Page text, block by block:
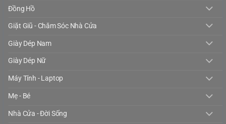
Đồng Hồ
Giặt Giũ - Chăm Sóc Nhà Cửa
Giày Dép Nam
Giày Dép Nữ
Máy Tính - Laptop
Mẹ - Bé
Nhà Cửa - Đời Sống